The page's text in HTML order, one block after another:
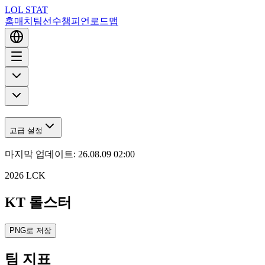
LOL STAT
홈매치 팀선수챔피언 로드맵
고급 설정
마지막 업데이트: 26.08.09 02:00
2026 LCK
KT 롤스터
PNG로 저장
팀 지표